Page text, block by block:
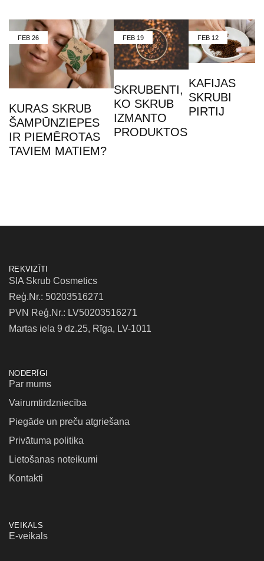
FEB 26
KURAS SKRUB
ŠAMPŪNZIEPES
IR PIEMĒROTAS
TAVIEM MATIEM?
FEB 19
SKRUBENTI,
KO SKRUB
IZMANTO
PRODUKTOS
FEB 12
KAFIJAS
SKRUBI
PIRTIJ
REKVIZĪTI
SIA Skrub Cosmetics
Reģ.Nr.: 50203516271
PVN Reģ.Nr.: LV50203516271
Martas iela 9 dz.25, Rīga, LV-1011
NODERĪGI
Par mums
Vairumtirdzniecība
Piegāde un preču atgriešana
Privātuma politika
Lietošanas noteikumi
Kontakti
VEIKALS
E-veikals